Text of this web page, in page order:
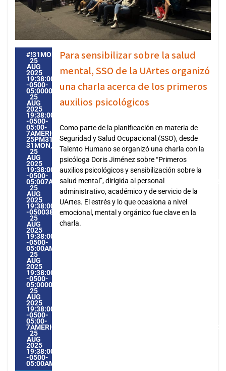
#!31MON,
25
AUG
2025
19:38:00
-0500-
05:000031#31MON,
25
AUG
2025
19:38:00
-0500-
05:00-
7AMERICA/GUAYAQUIL3131AMERICA/GUAYAQUIL202531
25PM31PM-
31MON,
25
AUG
2025
19:38:00
-0500-
05:007AMERICA/GUAYAQUIL3131AMERICA/
25
AUG
2025
19:38:00
-0500387388PMMONDAY=1009#!31MON,
25
AUG
2025
19:38:00
-0500-
05:00AMERICA/GUAYAQUIL8#AUG#!31MON,
25
AUG
2025
19:38:00
-0500-
05:000031#/31MON,
25
AUG
2025
19:38:00
-0500-
05:00-
7AMERICA/GUAYAQUIL3131AMERICA/
25
AUG
2025
19:38:00
-0500-
05:00AMERICA/GUAYAQUIL8#
Para sensibilizar sobre la salud
mental, SSO de la UArtes organizó
una charla acerca de los primeros
auxilios psicológicos
Como parte de la planificación en materia de
Seguridad y Salud Ocupacional (SSO), desde
Talento Humano se organizó una charla con la
psicóloga Doris Jiménez sobre “Primeros
auxilios psicológicos y sensibilización sobre la
salud mental”, dirigida al personal
administrativo, académico y de servicio de la
UArtes. El estrés y lo que ocasiona a nivel
emocional, mental y orgánico fue clave en la
charla.